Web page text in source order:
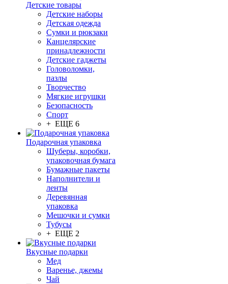
Детские товары
Детские наборы
Детская одежда
Сумки и рюкзаки
Канцелярские
принадлежности
Детские гаджеты
Головоломки,
пазлы
Творчество
Мягкие игрушки
Безопасность
Спорт
+ ЕЩЕ 6
Подарочная упаковка
Шуберы, коробки,
упаковочная бумага
Бумажные пакеты
Наполнители и
ленты
Деревянная
упаковка
Мешочки и сумки
Тубусы
+ ЕЩЕ 2
Вкусные подарки
Мед
Варенье, джемы
Чай